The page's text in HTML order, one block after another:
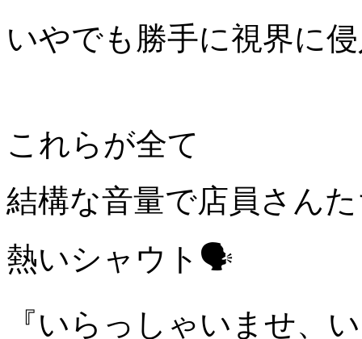
いやでも勝手に視界に
これらが全て
結構な音量で店員さん
熱いシャウト🗣
『いらっしゃいませ、